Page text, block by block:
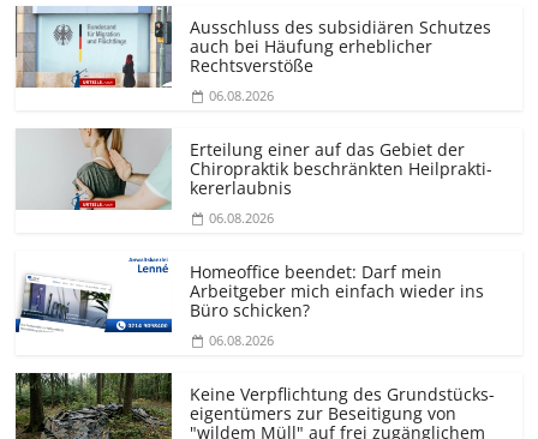
Ausschluss des subsidiären Schutzes
auch bei Häufung erheblicher
Rechtsverstöße
06.08.2026
Erteilung einer auf das Gebiet der
Chiropraktik beschränkten Heilprakti­
kererlaubnis
06.08.2026
Homeoffice beendet: Darf mein
Arbeitgeber mich einfach wieder ins
Büro schicken?
06.08.2026
Keine Verpflichtung des Grundstücks­
eigentümers zur Beseitigung von
"wildem Müll" auf frei zugänglichem